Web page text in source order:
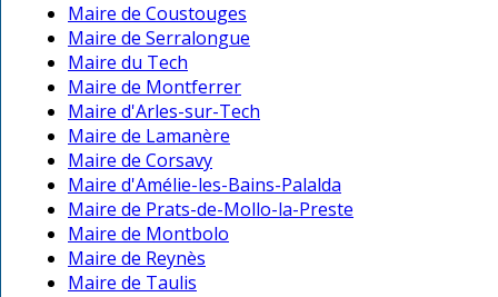
Maire de Coustouges
Maire de Serralongue
Maire du Tech
Maire de Montferrer
Maire d'Arles-sur-Tech
Maire de Lamanère
Maire de Corsavy
Maire d'Amélie-les-Bains-Palalda
Maire de Prats-de-Mollo-la-Preste
Maire de Montbolo
Maire de Reynès
Maire de Taulis